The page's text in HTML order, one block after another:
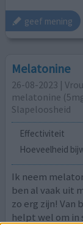
geef mening
Melatonine
26-08-2023 |
melatonine
Slapeloosheid
Effectiviteit
Hoeveelheid
Ik neem
ben al vaak uit
zo erg zijn!
helpt wel om in